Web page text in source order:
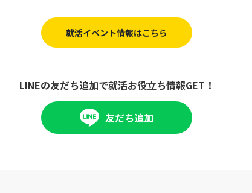
就活イベント情報はこちら
LINEの友だち追加で就活お役立ち情報GET！
友だち追加